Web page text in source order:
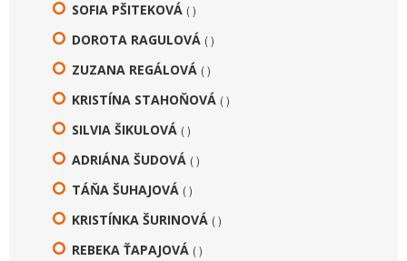
SOFIA PŠITEKOVÁ ( )
DOROTA RAGULOVÁ ( )
ZUZANA REGÁLOVÁ ( )
KRISTÍNA STAHOŇOVÁ ( )
SILVIA ŠIKULOVÁ ( )
ADRIÁNA ŠUDOVÁ ( )
TÁŇA ŠUHAJOVÁ ( )
KRISTÍNKA ŠURINOVÁ ( )
REBEKA ŤAPAJOVÁ ( )